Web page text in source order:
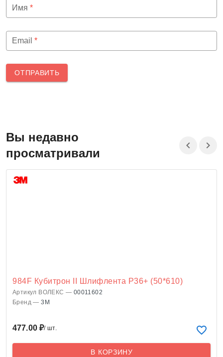
Имя *
Email *
ОТПРАВИТЬ
Вы недавно
просматривали
984F Кубитрон II Шлифлента P36+ (50*610)
Артикул ВОЛЕКС — 00011602
Бренд —3M
477.00 ₽/ шт.
В КОРЗИНУ